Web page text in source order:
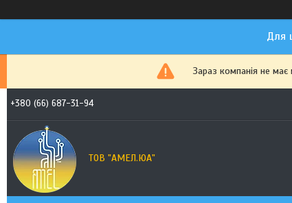
Для
Зараз компанія не
+380 (66) 687-31-94
ТОВ "АМЕЛ.ЮА"